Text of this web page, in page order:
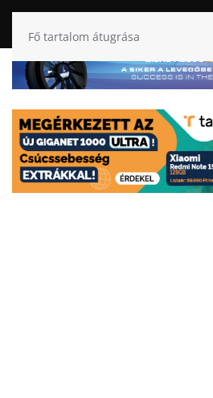
Fő tartalom átugrása